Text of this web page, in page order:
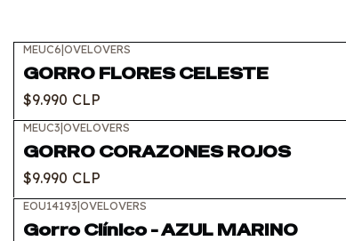
MEUC6|OVELOVERS
GORRO FLORES CELESTE
$9.990 CLP
MEUC3|OVELOVERS
GORRO CORAZONES ROJOS
$9.990 CLP
EOU14193|OVELOVERS
Gorro Clínico - AZUL MARINO